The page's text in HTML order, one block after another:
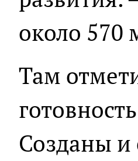
около 570
Там
Созданы и